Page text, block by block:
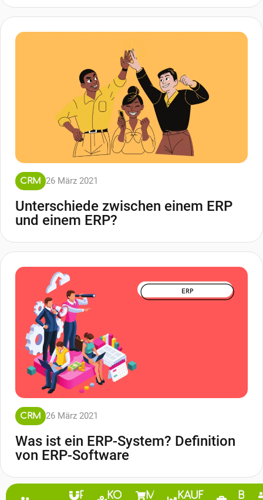
CRM &
PROSPEKTION
KOMMERZIELLE
MERCHANDISING
CRM 26 März 2021
Unterschiede zwischen einem ERP
und einem ERP?
CRM 26 März 2021
Was ist ein ERP-System? Definition
von ERP-Software